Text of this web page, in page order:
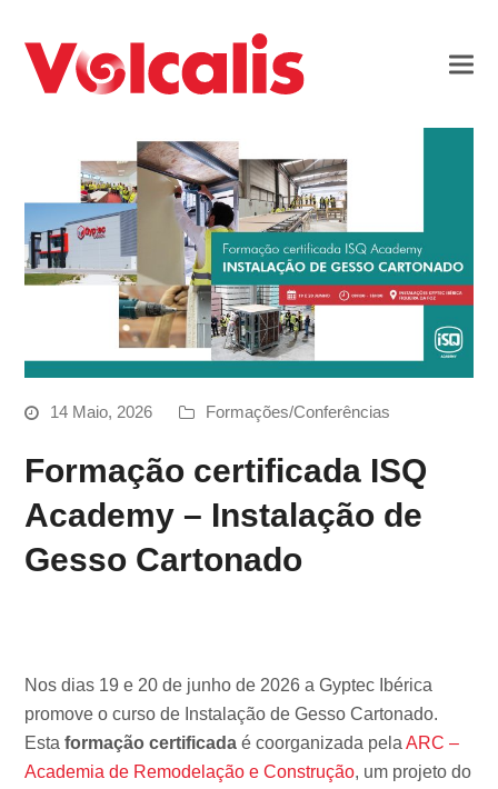
14 Maio, 2026 Formações/Conferências
Formação certificada ISQ
Academy – Instalação de
Gesso Cartonado
Nos dias 19 e 20 de junho de 2026 a Gyptec Ibérica
promove o curso de Instalação de Gesso Cartonado.
Estaformação certificada é coorganizada pelaARC –
Academia de Remodelação e Construção, um projeto do